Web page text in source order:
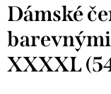
Dámské
XXXXL